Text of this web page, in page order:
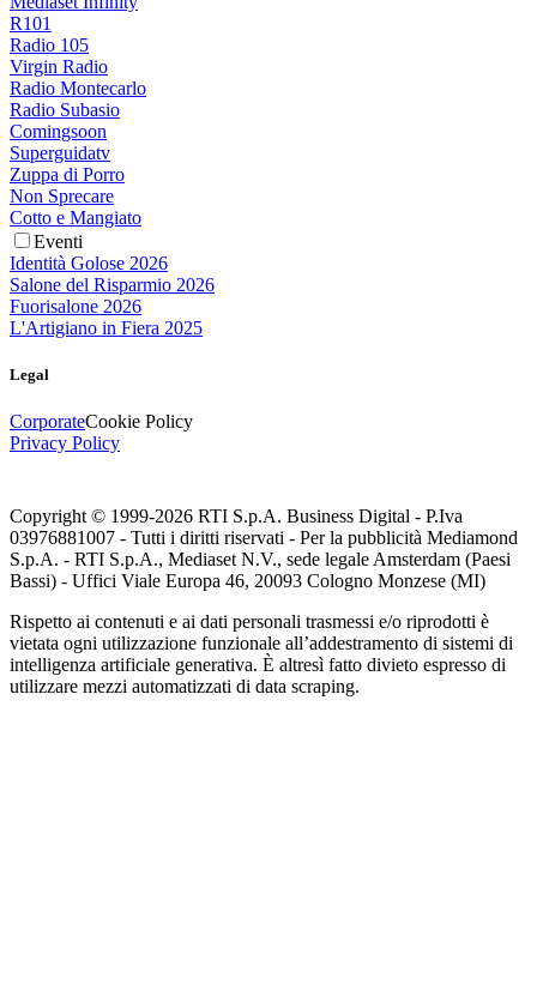
R101
Radio 105
Virgin Radio
Radio Montecarlo
Radio Subasio
Comingsoon
Superguidatv
Zuppa di Porro
Non Sprecare
Cotto e Mangiato
Eventi
Identità Golose 2026
Salone del Risparmio 2026
Fuorisalone 2026
L'Artigiano in Fiera 2025
Legal
CorporateCookie Policy
Privacy Policy
Copyright © 1999-2026 RTI S.p.A. Business Digital - P.Iva
03976881007 - Tutti i diritti riservati - Per la pubblicità Mediamond
S.p.A. - RTI S.p.A., Mediaset N.V., sede legale Amsterdam (Paesi
Bassi) - Uffici Viale Europa 46, 20093 Cologno Monzese (MI)
Rispetto ai contenuti e ai dati personali trasmessi e/o riprodotti è
vietata ogni utilizzazione funzionale all’addestramento di sistemi di
intelligenza artificiale generativa. È altresì fatto divieto espresso di
utilizzare mezzi automatizzati di data scraping.